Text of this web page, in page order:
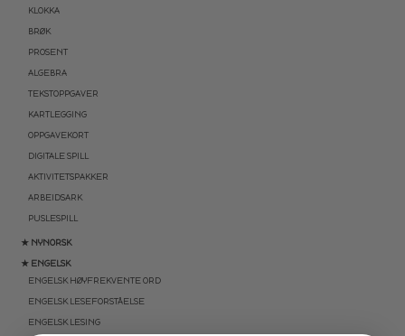
KLOKKA
BRØK
PROSENT
ALGEBRA
TEKSTOPPGAVER
KARTLEGGING
OPPGAVEKORT
DIGITALE SPILL
AKTIVITETSPAKKER
ARBEIDSARK
PUSLESPILL
★ NYNORSK
★ ENGELSK
ENGELSK HØYFREKVENTE ORD
ENGELSK LESEFORSTÅELSE
ENGELSK LESING